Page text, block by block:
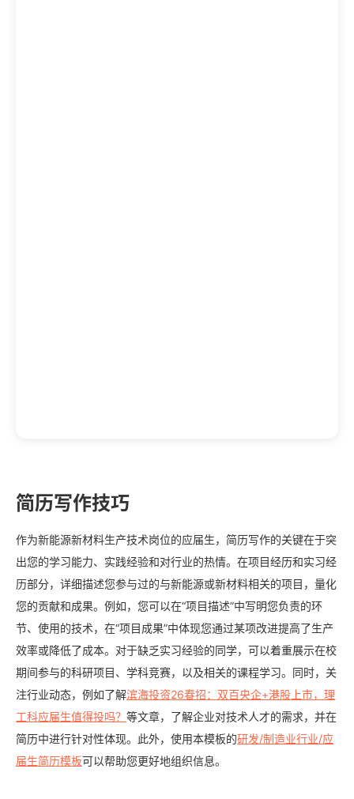
简历写作技巧
作为新能源新材料生产技术岗位的应届生，简历写作的关键在于突
出您的学习能力、实践经验和对行业的热情。在项目经历和实习经
历部分，详细描述您参与过的与新能源或新材料相关的项目，量化
您的贡献和成果。例如，您可以在“项目描述”中写明您负责的环
节、使用的技术，在“项目成果”中体现您通过某项改进提高了生产
效率或降低了成本。对于缺乏实习经验的同学，可以着重展示在校
期间参与的科研项目、学科竞赛，以及相关的课程学习。同时，关
注行业动态，例如了解滨海投资26春招：双百央企+港股上市，理
工科应届生值得投吗？ 等文章，了解企业对技术人才的需求，并在
简历中进行针对性体现。此外，使用本模板的研发/制造业行业/应
届生简历模板可以帮助您更好地组织信息。